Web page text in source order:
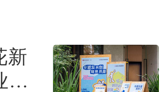
实实在在的加分
新
主